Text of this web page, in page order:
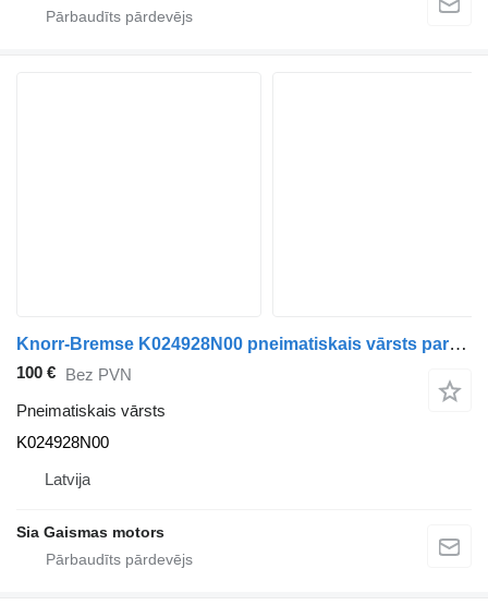
Knorr-Bremse K024928N00 pneimatiskais vārsts paredzēts Volvo 8700 autobusa
100 € Bez PVN
Pneimatiskais vārsts
K024928N00
Latvija
Sia Gaismas motors